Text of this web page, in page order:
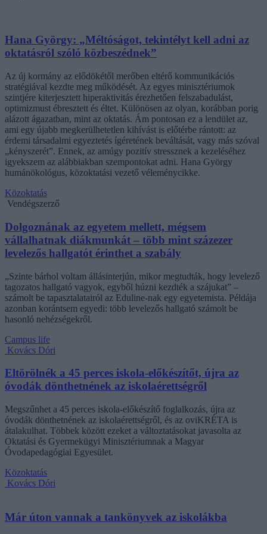
Hana György: „Méltóságot, tekintélyt kell adni az
oktatásról szóló közbeszédnek”
Az új kormány az elődökétől merőben eltérő kommunikációs
stratégiával kezdte meg működését. Az egyes minisztériumok
szintjére kiterjesztett hiperaktivitás érezhetően felszabadulást,
optimizmust ébresztett és éltet. Különösen az olyan, korábban porig
alázott ágazatban, mint az oktatás. Ám pontosan ez a lendület az,
ami egy újabb megkerülhetetlen kihívást is előtérbe rántott: az
érdemi társadalmi egyeztetés ígéretének beváltását, vagy más szóval
„kényszerét”. Ennek, az amúgy pozitív stressznek a kezeléséhez
igyekszem az alábbiakban szempontokat adni. Hana György
humánökológus, közoktatási vezető véleménycikke.
Közoktatás
Vendégszerző
Dolgoznának az egyetem mellett, mégsem
vállalhatnak diákmunkát – több mint százezer
levelezős hallgatót érinthet a szabály
„Szinte bárhol voltam állásinterjún, mikor megtudták, hogy levelező
tagozatos hallgató vagyok, egyből húzni kezdték a szájukat” –
számolt be tapasztalatairól az Eduline-nak egy egyetemista. Példája
azonban korántsem egyedi: több levelezős hallgató számolt be
hasonló nehézségekről.
Campus life
Kovács Dóri
Eltörölnék a 45 perces iskola-előkészítőt, újra az
óvodák dönthetnének az iskolaérettségről
Megszűnhet a 45 perces iskola-előkészítő foglalkozás, újra az
óvodák dönthetnének az iskolaérettségről, és az oviKRÉTA is
átalakulhat. Többek között ezeket a változtatásokat javasolta az
Oktatási és Gyermekügyi Minisztériumnak a Magyar
Óvodapedagógiai Egyesület.
Közoktatás
Kovács Dóri
Már úton vannak a tankönyvek az iskolákba